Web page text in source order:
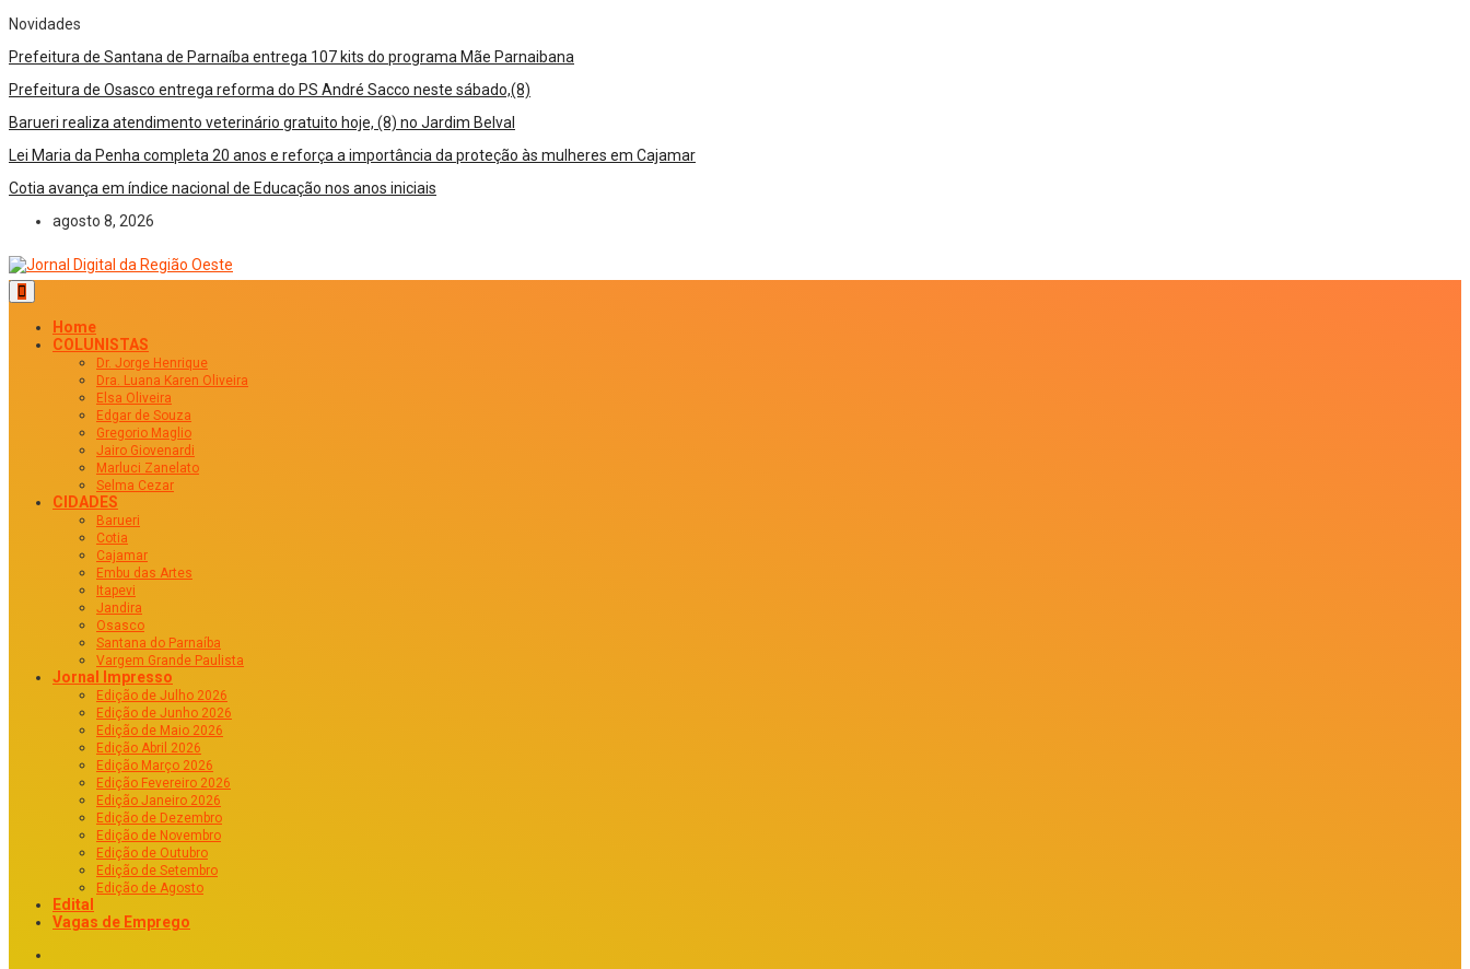
Novidades
Prefeitura de Santana de Parnaíba entrega 107 kits do programa Mãe Parnaibana
Prefeitura de Osasco entrega reforma do PS André Sacco neste sábado,(8)
Barueri realiza atendimento veterinário gratuito hoje, (8) no Jardim Belval
Lei Maria da Penha completa 20 anos e reforça a importância da proteção às mulheres em Cajamar
Cotia avança em índice nacional de Educação nos anos iniciais
agosto 8, 2026
Home
COLUNISTAS
Dr. Jorge Henrique
Dra. Luana Karen Oliveira
Elsa Oliveira
Edgar de Souza
Gregorio Maglio
Jairo Giovenardi
Marluci Zanelato
Selma Cezar
CIDADES
Barueri
Cotia
Cajamar
Embu das Artes
Itapevi
Jandira
Osasco
Santana do Parnaíba
Vargem Grande Paulista
Jornal Impresso
Edição de Julho 2026
Edição de Junho 2026
Edição de Maio 2026
Edição Abril 2026
Edição Março 2026
Edição Fevereiro 2026
Edição Janeiro 2026
Edição de Dezembro
Edição de Novembro
Edição de Outubro
Edição de Setembro
Edição de Agosto
Edital
Vagas de Emprego